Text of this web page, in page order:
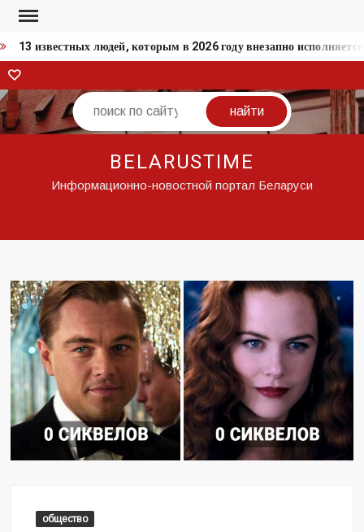
Перейти
содержимому
13 известных людей, которым в 2026 году внезапно
ВКонтакте
Поиск
BELARUSTIME
Информационно-новостной портал Беларуси
общество